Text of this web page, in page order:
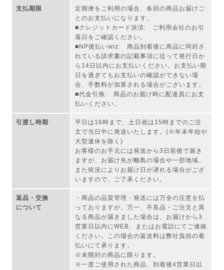
支払期限
定期便をご利用の場合、各回の商品お届けご
とのお支払いになります。
■クレジットカード決済: ご利用会社のお引
落日をご確認ください。
■NP後払いwiz: 商品到着後に商品に同封さ
れている請求書の記載事項に従って発行日か
ら14日以内にお支払いください。お支払い期
日を過ぎてもお支払いの確認ができない場
合、手数料が加算される場合がございます。
■代金引換: 商品のお届け時に配達員にお支
払いください。
引渡し時期
平日は16時まで、土日祝は15時までのご注
文で当日中に発送いたします。(※年末年始や
大型連休を除く)
お客様のお手元には発送から3日前後で届き
ますが、お届け先が離島の場合や一部地域、
また状況によりお届け日が遅れる場合がござ
いますので、ご了承ください。
返品・交換
について
・商品の品質管理・発送には万全の注意を払
っておりますが、万一、不良品・ご注文と異
なる商品が届きました場合は、お届けから3
営業日以内にWEB、またはお電話にてご連絡
ください。この場合の返送料は弊社負担の着
払いにて承ります。
※未開封の商品に限ります。
※一度ご使用された商品、到着後4営業日以